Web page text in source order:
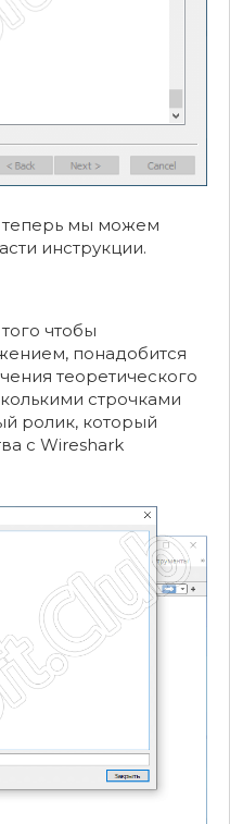
теперь мы можем
инструкции.
чтобы
понадобится
теоретического
строчками
ролик, который
с Wireshark